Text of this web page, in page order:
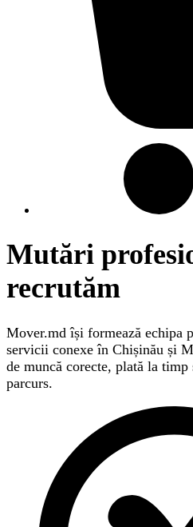
Mutări
recrutăm
Mover.md își formează echipa
servicii conexe în Chișinău și
de muncă corecte, plată la
parcurs.